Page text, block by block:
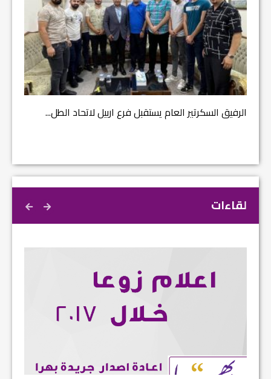
الرفيق السكرتير العام يستقبل فرع اربيل لاتحاد الطل...
لقاءات